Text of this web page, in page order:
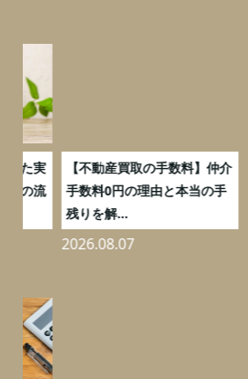
【不動産買取の手数料】仲介
手数料0円の理由と本当の手
残りを解...
2026.08.07
【相
化後
分割